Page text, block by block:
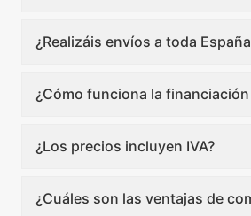
¿Realizáis envíos a toda
¿Cómo funciona la
¿Los precios incluyen IVA?
¿Cuáles son las ventajas de